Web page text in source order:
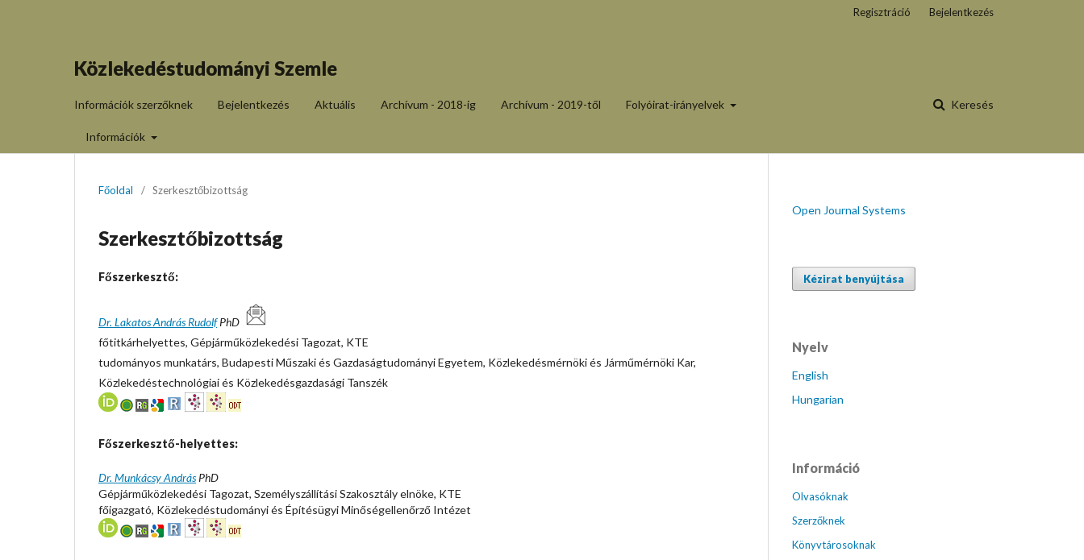
Közlekedéstudományi Szemle
Információk szerzőknek Bejelentkezés Aktuális Archívum - 2018-ig Archívum - 2019-től Folyóirat-irányelvek
Információk
Keresés
Regisztráció Bejelentkezés
Főoldal / Szerkesztőbizottság
Szerkesztőbizottság
Főszerkesztő:
Dr. Lakatos András RudolfPhD
főtitkárhelyettes, Gépjárműközlekedési Tagozat, KTE
tudományos munkatárs, Budapesti Műszaki és Gazdaságtudományi Egyetem, Közlekedésmérnöki és Járműmérnöki Kar,
Közlekedéstechnológiai és Közlekedésgazdasági Tanszék
Főszerkesztő-helyettes:
Dr. Munkácsy AndrásPhD
Gépjárműközlekedési Tagozat, Személyszállítási Szakosztály elnöke, KTE
főigazgató, Közlekedéstudományi és Építésügyi Minőségellenőrző Intézet
Open Journal Systems
Kézirat benyújtása
Nyelv
English
Hungarian
Információ
Olvasóknak
Szerzőknek
Könyvtárosoknak